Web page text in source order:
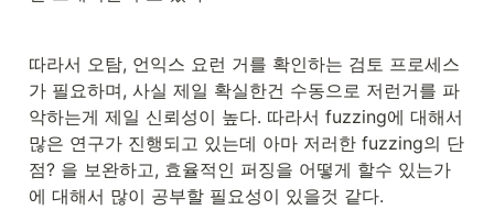
따라서 오탐, 언익스 요런 거를 확인하는 검토 프로세스
가 필요하며, 사실 제일 확실한건 수동으로 저런거를 파
악하는게 제일 신뢰성이 높다. 따라서 fuzzing에 대해서
많은 연구가 진행되고 있는데 아마 저러한 fuzzing의 단
점? 을 보완하고, 효율적인 퍼징을 어떻게 할수 있는가
에 대해서 많이 공부할 필요성이 있을것 같다.